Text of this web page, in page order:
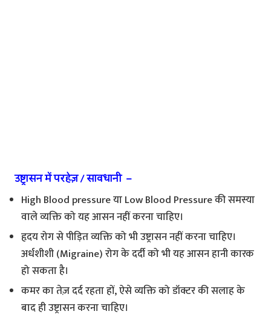
उष्ट्रासन में परहेज़ / सावधानी –
High Blood pressure या Low Blood Pressure की समस्या
वाले व्यक्ति को यह आसन नहीं करना चाहिए।
हृदय रोग से पीड़ित व्यक्ति को भी उष्ट्रासन नहीं करना चाहिए।
अर्धशीशी (Migraine) रोग के दर्दी को भी यह आसन हानी कारक
हो सकता है।
कमर का तेज़ दर्द रहता हों, ऐसे व्यक्ति को डॉक्टर की सलाह के
बाद ही उष्ट्रासन करना चाहिए।